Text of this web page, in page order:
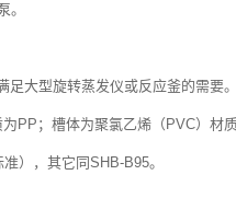
。
足大型旋转蒸发仪或反应釜的需要
PP；槽体为聚氯乙烯（PVC）材
），其它同SHB-B95。